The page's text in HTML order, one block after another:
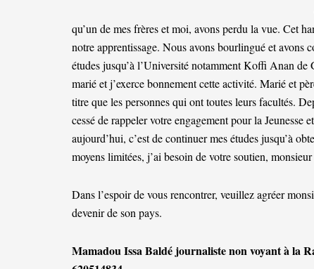
qu’un de mes frères et moi, avons perdu la vue. Cet
notre apprentissage. Nous avons bourlingué et avons
études jusqu’à l’Université notamment Koffi Anan
marié et j’exerce bonnement cette activité. Marié et
titre que les personnes qui ont toutes leurs facultés.
cessé de rappeler votre engagement pour la
aujourd’hui, c’est de continuer mes études jusqu’à
moyens limitées, j’ai besoin de votre soutien,
Dans l’espoir de vous rencontrer, veuillez agréer
devenir de son pays.
Mamadou Issa Baldé journaliste non voyant à la